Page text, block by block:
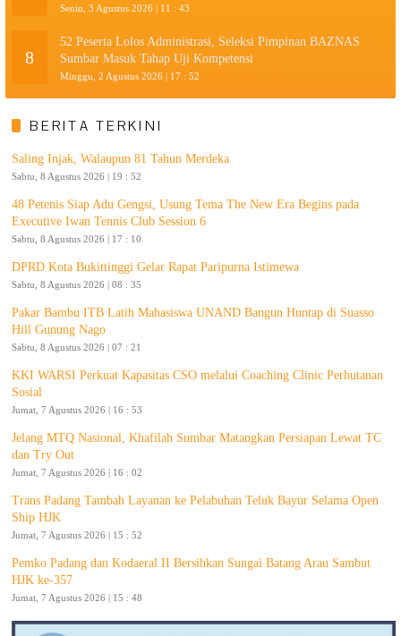
Senin, 3 Agustus 2026 | 11 : 43
8
52 Peserta Lolos Administrasi, Seleksi Pimpinan BAZNAS
Sumbar Masuk Tahap Uji Kompetensi
Minggu, 2 Agustus 2026 | 17 : 52
BERITA TERKINI
Saling Injak, Walaupun 81 Tahun Merdeka
Sabtu, 8 Agustus 2026 | 19 : 52
48 Petenis Siap Adu Gengsi, Usung Tema The New Era Begins pada
Executive Iwan Tennis Club Session 6
Sabtu, 8 Agustus 2026 | 17 : 10
DPRD Kota Bukittinggi Gelar Rapat Paripurna Istimewa
Sabtu, 8 Agustus 2026 | 08 : 35
Pakar Bambu ITB Latih Mahasiswa UNAND Bangun Huntap di Suasso
Hill Gunung Nago
Sabtu, 8 Agustus 2026 | 07 : 21
KKI WARSI Perkuat Kapasitas CSO melalui Coaching Clinic Perhutanan
Sosial
Jumat, 7 Agustus 2026 | 16 : 53
Jelang MTQ Nasional, Khafilah Sumbar Matangkan Persiapan Lewat TC
dan Try Out
Jumat, 7 Agustus 2026 | 16 : 02
Trans Padang Tambah Layanan ke Pelabuhan Teluk Bayur Selama Open
Ship HJK
Jumat, 7 Agustus 2026 | 15 : 52
Pemko Padang dan Kodaeral II Bersihkan Sungai Batang Arau Sambut
HJK ke-357
Jumat, 7 Agustus 2026 | 15 : 48